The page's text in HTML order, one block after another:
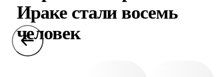
Ираке стали восемь
человек